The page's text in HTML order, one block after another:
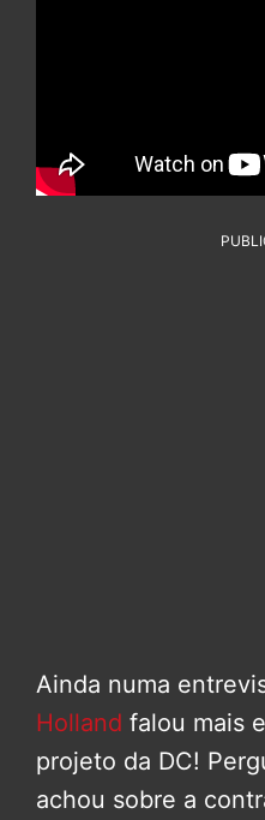
Ainda numa
Holland falou mais
projeto da DC!
achou sobre a